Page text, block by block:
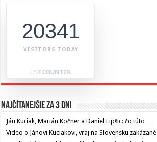
20341
VISITORS TODAY
Najčítanejšie za 3 dni
Ján Kuciak, Marián Kočner a Daniel Lipšic: čo túto…
Video o Jánovi Kuciakovi, vraj na Slovensku zakázané